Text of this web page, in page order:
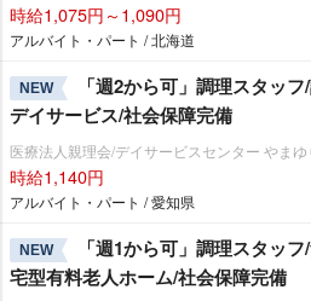
時給1,075円～1,090円
アルバイト・パート / 北海道
NEW
「週2から可」調理スタッ
デイサービス/社会保障完備
医療法人親理会/デイサービスセンター やまゆ
時給1,140円
アルバイト・パート / 愛知県
NEW
「週1から可」調理スタッ
宅型有料老人ホーム/社会保障完備